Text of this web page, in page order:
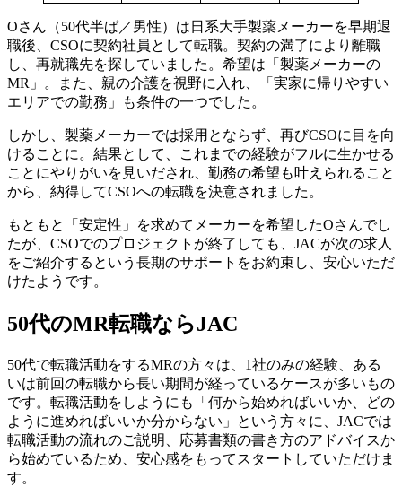
Oさん（50代半ば／男性）は日系大手製薬メーカーを早期退
職後、CSOに契約社員として転職。契約の満了により離職
し、再就職先を探していました。希望は「製薬メーカーの
MR」。また、親の介護を視野に入れ、「実家に帰りやすい
エリアでの勤務」も条件の一つでした。
しかし、製薬メーカーでは採用とならず、再びCSOに目を向
けることに。結果として、これまでの経験がフルに生かせる
ことにやりがいを見いだされ、勤務の希望も叶えられること
から、納得してCSOへの転職を決意されました。
もともと「安定性」を求めてメーカーを希望したOさんでし
たが、CSOでのプロジェクトが終了しても、JACが次の求人
をご紹介するという長期のサポートをお約束し、安心いただ
けたようです。
50代のMR転職ならJAC
50代で転職活動をするMRの方々は、1社のみの経験、ある
いは前回の転職から長い期間が経っているケースが多いもの
です。転職活動をしようにも「何から始めればいいか、どの
ように進めればいいか分からない」という方々に、JACでは
転職活動の流れのご説明、応募書類の書き方のアドバイスか
ら始めているため、安心感をもってスタートしていただけま
す。